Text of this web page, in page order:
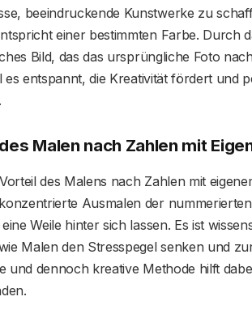
beeindruckende Kunstwerke zu
einer bestimmten Farbe. Durch
Bild, das das ursprüngliche Foto
es entspannt, die Kreativität fördert und
Malen nach Zahlen mit
des Malens nach Zahlen mit
Ausmalen der
Weile hinter sich lassen. Es ist
Malen den Stresspegel senken und
und dennoch kreative Methode hilft